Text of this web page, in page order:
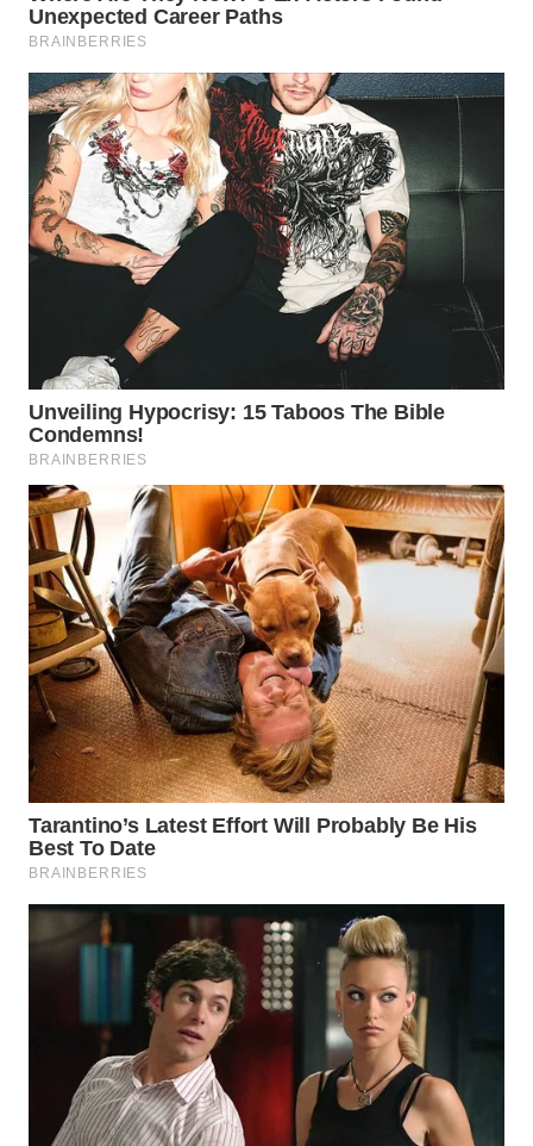
LABUHANBATU
WN
TAPANULI
TENGAH
WN DELI
SERDANG
WN
PAKPAK
KARAWANG
WN
BEKASI
WN
BOGOR
WN
DEPOK
WN
TAPANULI
UTARA
WN
PADANG
LAWAS